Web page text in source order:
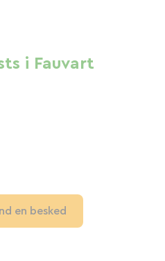
i Fauvart
en besked